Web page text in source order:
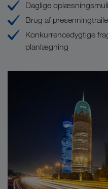
Daglige
Brug af
Konkurrencedygtige
planlægning